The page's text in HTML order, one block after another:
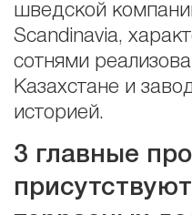
шведской
Scandinavia,
сотнями
Казахстане и
историей.
3 главные